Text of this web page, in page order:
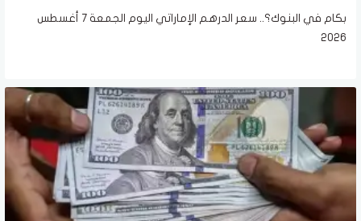
بكام في البنوك؟.. سعر الدرهم الإماراتي اليوم الجمعة 7 أغسطس
2026